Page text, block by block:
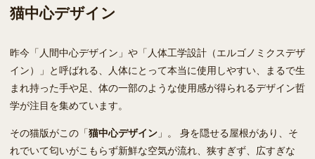
猫中心デザイン
昨今「人間中心デザイン」や「人体工学設計（エルゴノミクスデザ
イン）」と呼ばれる、人体にとって本当に使用しやすい、まるで生
まれ持った手や足、体の一部のような使用感が得られるデザイン哲
学が注目を集めています。
その猫版がこの「猫中心デザイン 」。 身を隠せる屋根があり、そ
れでいて匂いがこもらず新鮮な空気が流れ、狭すぎず、広すぎな